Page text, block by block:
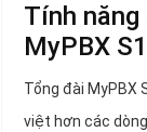
Tính
MyPBX
Tổng đài MyPBX
việt hơn các